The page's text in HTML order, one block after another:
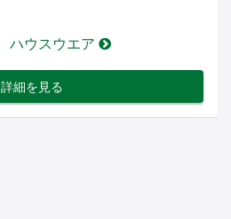
ハウスウエア
詳細を見る